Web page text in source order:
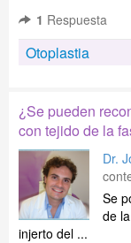
1 Respuesta
Otoplastia
¿Se pueden
con tejido de la
Dr.
Se
de
injerto del ...